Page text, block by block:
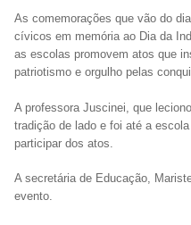
As comemorações que vão do
cívicos em memória ao Dia da
as escolas promovem atos que
patriotismo e orgulho pelas
A professora Juscinei, que
tradição de lado e foi até a
participar dos atos.
A secretária de Educação,
evento.